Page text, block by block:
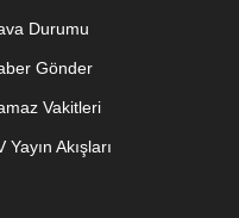
Durumu
Gönder
Vakitleri
Yayın Akışları